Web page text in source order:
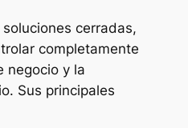
cerradas,
completamente
negocio y la
Sus principales